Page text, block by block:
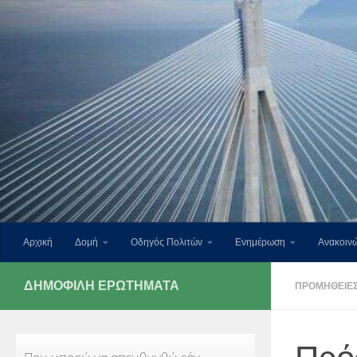
Αρχική Δομή Οδηγός Πολιτών Ενημέρωση
ΔΗΜΟΦΙΛΉ ΕΡΩΤΉΜΑΤΑ